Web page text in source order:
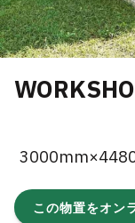
この物置をオン